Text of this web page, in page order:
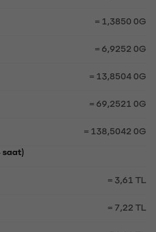
= 1,3850 0G
= 6,9252 0G
= 13,8504 0G
= 69,2521 0G
= 138,5042 0G
saat)
= 3,61 TL
= 7,22 TL